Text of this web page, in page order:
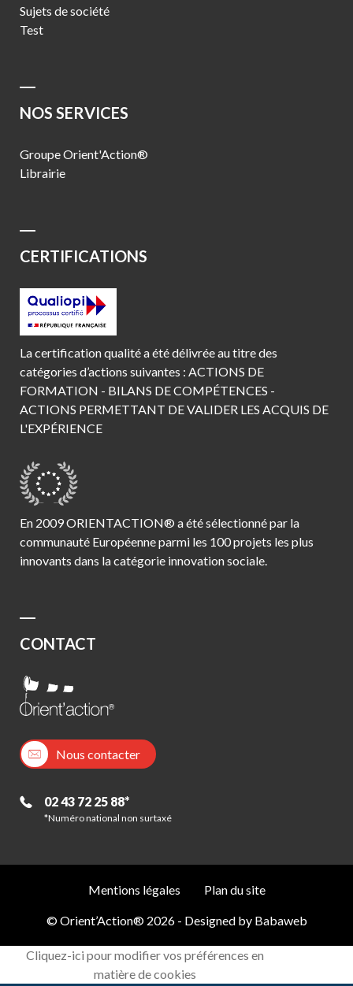
Sujets de société
Test
NOS SERVICES
Groupe Orient'Action®
Librairie
CERTIFICATIONS
La certification qualité a été délivrée au titre des
catégories d’actions suivantes : ACTIONS DE
FORMATION - BILANS DE COMPÉTENCES -
ACTIONS PERMETTANT DE VALIDER LES ACQUIS DE
L'EXPÉRIENCE
En 2009 ORIENTACTION® a été sélectionné par la
communauté Européenne parmi les 100 projets les plus
innovants dans la catégorie innovation sociale.
CONTACT
Nous contacter
02 43 72 25 88*
*Numéro national non surtaxé
© Orient’Action® 2026 - Designed by Babaweb
Mentions légales Plan du site
Cliquez-ici pour modifier vos préférences en
matière de cookies